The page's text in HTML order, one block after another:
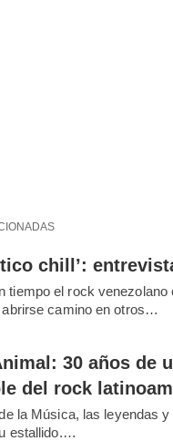
chill’:
tiempo el rock venezolano
camino en otros…
30 años de
del rock
la Música, las leyendas
estallido.…